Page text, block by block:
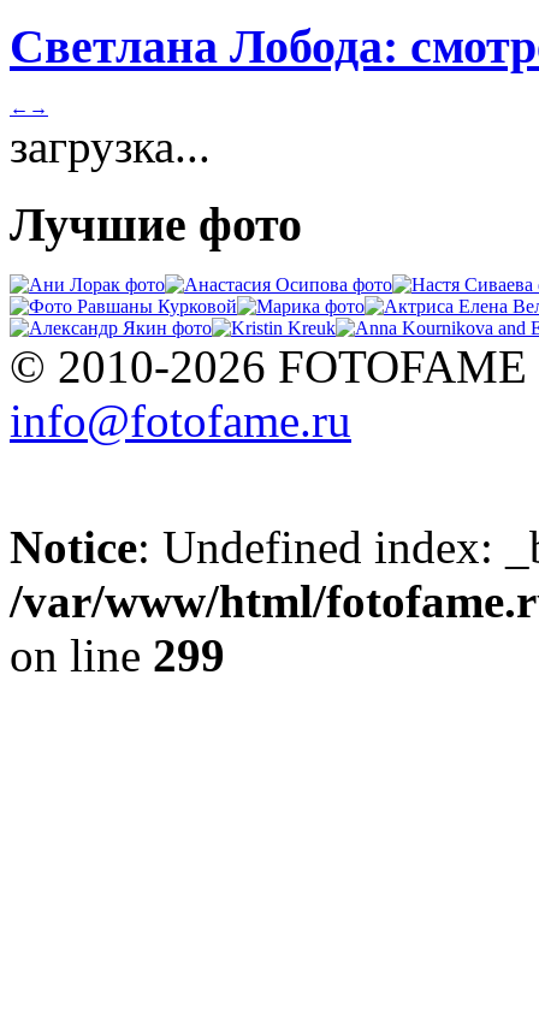
Светлана Лобода:
← →
загрузка...
Лучшие фото
© 2010-2026 FOTOFAME
info@fotofame.ru
Notice: Undefined index:
/var/www/html/
on line 299